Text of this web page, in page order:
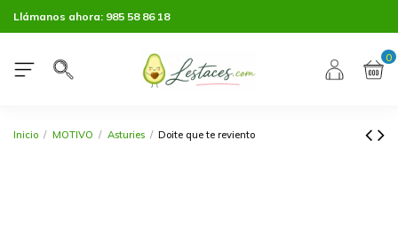
Llámanos ahora: 985 58 86 18
0
Inicio MOTIVO Asturies Doite que te reviento